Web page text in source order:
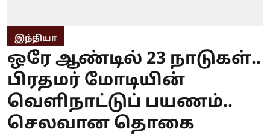
இந்தியா
ஒரே ஆண்டில் 23 நாடுகள்..
பிரதமர் மோடியின்
வெளிநாட்டுப் பயணம்..
செலவான தொகை